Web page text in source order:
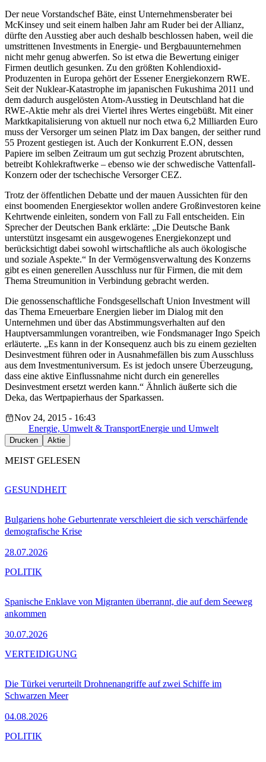
Der neue Vorstandschef Bäte, einst Unternehmensberater bei
McKinsey und seit einem halben Jahr am Ruder bei der Allianz,
dürfte den Ausstieg aber auch deshalb beschlossen haben, weil die
umstrittenen Investments in Energie- und Bergbauunternehmen
nicht mehr genug abwerfen. So ist etwa die Bewertung einiger
Firmen deutlich gesunken. Zu den größten Kohlendioxid-
Produzenten in Europa gehört der Essener Energiekonzern RWE.
Seit der Nuklear-Katastrophe im japanischen Fukushima 2011 und
dem dadurch ausgelösten Atom-Ausstieg in Deutschland hat die
RWE-Aktie mehr als drei Viertel ihres Wertes eingebüßt. Mit einer
Marktkapitalisierung von aktuell nur noch etwa 6,2 Milliarden Euro
muss der Versorger um seinen Platz im Dax bangen, der seither rund
55 Prozent gestiegen ist. Auch der Konkurrent E.ON, dessen
Papiere im selben Zeitraum um gut sechzig Prozent abrutschten,
betreibt Kohlekraftwerke – ebenso wie der schwedische Vattenfall-
Konzern oder der tschechische Versorger CEZ.
Trotz der öffentlichen Debatte und der mauen Aussichten für den
einst boomenden Energiesektor wollen andere Großinvestoren keine
Kehrtwende einleiten, sondern von Fall zu Fall entscheiden. Ein
Sprecher der Deutschen Bank erklärte: „Die Deutsche Bank
unterstützt insgesamt ein ausgewogenes Energiekonzept und
berücksichtigt dabei sowohl wirtschaftliche als auch ökologische
und soziale Aspekte.“ In der Vermögensverwaltung des Konzerns
gibt es einen generellen Ausschluss nur für Firmen, die mit dem
Thema Streumunition in Verbindung gebracht werden.
Die genossenschaftliche Fondsgesellschaft Union Investment will
das Thema Erneuerbare Energien lieber im Dialog mit den
Unternehmen und über das Abstimmungsverhalten auf den
Hauptversammlungen vorantreiben, wie Fondsmanager Ingo Speich
erläuterte. „Es kann in der Konsequenz auch bis zu einem gezielten
Desinvestment führen oder in Ausnahmefällen bis zum Ausschluss
aus dem Investmentuniversum. Es ist jedoch unsere Überzeugung,
dass eine aktive Einflussnahme nicht durch ein generelles
Desinvestment ersetzt werden kann.“ Ähnlich äußerte sich die
Deka, das Wertpapierhaus der Sparkassen.
Nov 24, 2015 - 16:43
Energie, Umwelt & TransportEnergie und Umwelt
Drucken Aktie
MEIST GELESEN
Bulgariens hohe Geburtenrate verschleiert die sich verschärfende
demografische Krise
28.07.2026
GESUNDHEIT
Spanische Enklave von Migranten überrannt, die auf dem Seeweg
ankommen
30.07.2026
POLITIK
Die Türkei verurteilt Drohnenangriffe auf zwei Schiffe im
Schwarzen Meer
04.08.2026
VERTEIDIGUNG
POLITIK